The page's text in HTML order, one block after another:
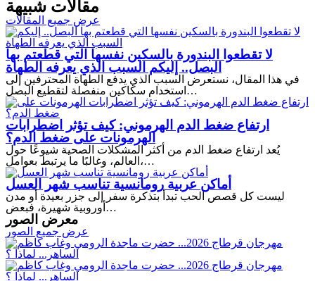
مقالات شبيهة
عرض جميع المقالات
لا تقطعوا البندورة بالسكين نفسها التي قطعتم بها
البصل.. إليكم السبب الذي يعرفه الطهاة
في هذا المقال، نستعرض السبب الذي يدفع الطهاة المحترفين إلى
استخدام سكاكين منفصلة لتقطيع البصل…
ارتفاع ضغط الدم الهرموني: كيف تؤثر اضطرابات
الهرمونات على ضغط الدم؟
يُعد ارتفاع ضغط الدم من أكثر المشكلات الصحية شيوعًا حول
العالم، وغالبًا ما يرتبط بعوامل،…
أماكن عربية رومانسية تناسب شهر العسل
ليست كل قصص الحب تبدأ بتذكرة سفر إلى جزر بعيدة أو مدن
أوروبية شهيرة، فبعض…
معرض الصور
عرض جميع الصور